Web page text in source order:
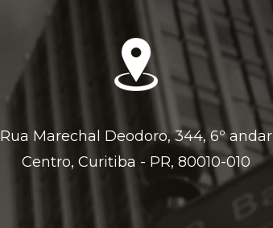
Rua Marechal Deodoro, 344, 6º andar
Centro, Curitiba - PR, 80010-010